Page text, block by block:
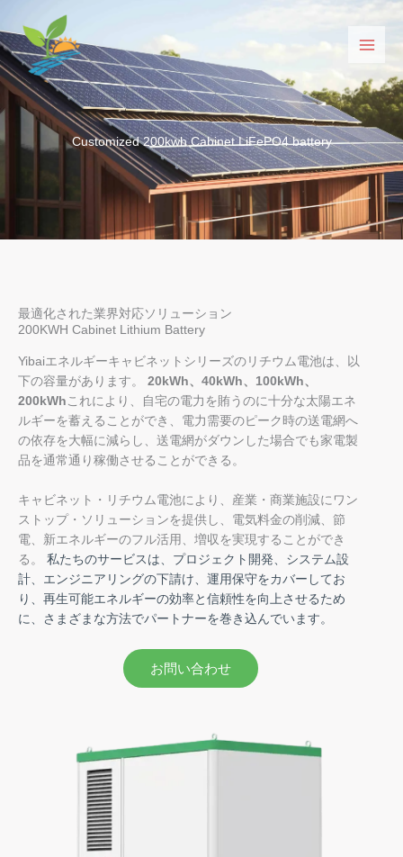
ン
テ
ン
ツ
へ
Customized 200kwh Cabinet LiFePO4 battery
最適化された業界対応ソリューション
200KWH Cabinet Lithium Battery
Yibaiエネルギーキャビネットシリーズのリチウム電池は、以
下の容量があります。 20kWh、40kWh、100kWh、
200kWh これにより、自宅の電力を賄うのに十分な太陽エネ
ルギーを蓄えることができ、電力需要のピーク時の送電網へ
の依存を大幅に減らし、送電網がダウンした場合でも家電製
品を通常通り稼働させることができる。
キャビネット・リチウム電池により、産業・商業施設にワン
ストップ・ソリューションを提供し、電気料金の削減、節
電、新エネルギーのフル活用、増収を実現することができ
る。 私たちのサービスは、プロジェクト開発、システム設
計、エンジニアリングの下請け、運用保守をカバーしてお
り、再生可能エネルギーの効率と信頼性を向上させるため
に、さまざまな方法でパートナーを巻き込んでいます。
お問い合わせ